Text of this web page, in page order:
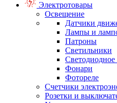
Электротовары
Освещение
Датчики
Лампы и
Патроны
Светильники
Фонари
Фотореле
Счетчики
Розетки и